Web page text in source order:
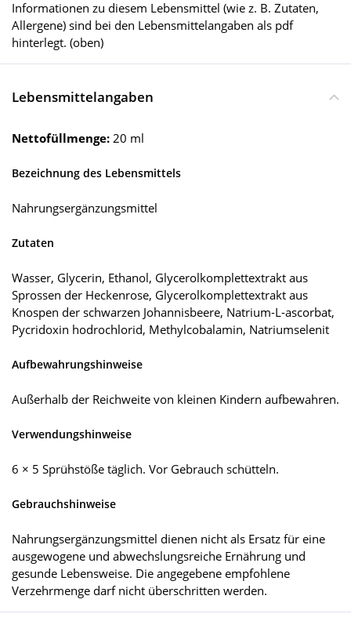
Informationen zu diesem Lebensmittel (wie z. B. Zutaten,
Allergene) sind bei den Lebensmittelangaben als pdf
hinterlegt. (oben)
Lebensmittelangaben
Nettofüllmenge: 20 ml
Bezeichnung des Lebensmittels
Nahrungsergänzungsmittel
Zutaten
Wasser, Glycerin, Ethanol, Glycerolkomplettextrakt aus
Sprossen der Heckenrose, Glycerolkomplettextrakt aus
Knospen der schwarzen Johannisbeere, Natrium-L-ascorbat,
Pycridoxin hodrochlorid, Methylcobalamin, Natriumselenit
Aufbewahrungshinweise
Außerhalb der Reichweite von kleinen Kindern aufbewahren.
Verwendungshinweise
6 × 5 Sprühstöße täglich. Vor Gebrauch schütteln.
Gebrauchshinweise
Nahrungsergänzungsmittel dienen nicht als Ersatz für eine
ausgewogene und abwechslungsreiche Ernährung und
gesunde Lebensweise. Die angegebene empfohlene
Verzehrmenge darf nicht überschritten werden.